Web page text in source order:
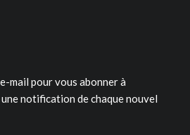
mail pour vous abonner à
notification de chaque nouvel